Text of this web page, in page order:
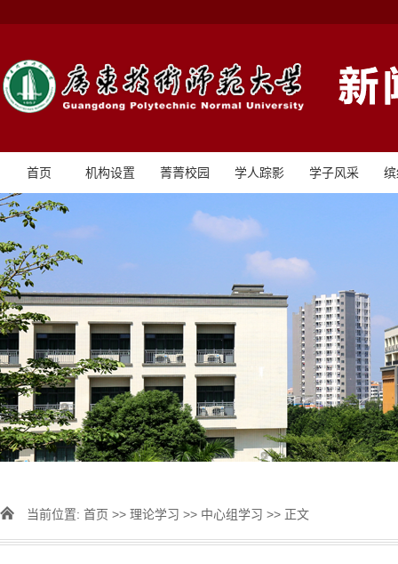
首页 机构设置 菁菁校园 学人踪影 学子风采
当前位置: 首页 >> 理论学习 >> 中心组学习 >> 正文